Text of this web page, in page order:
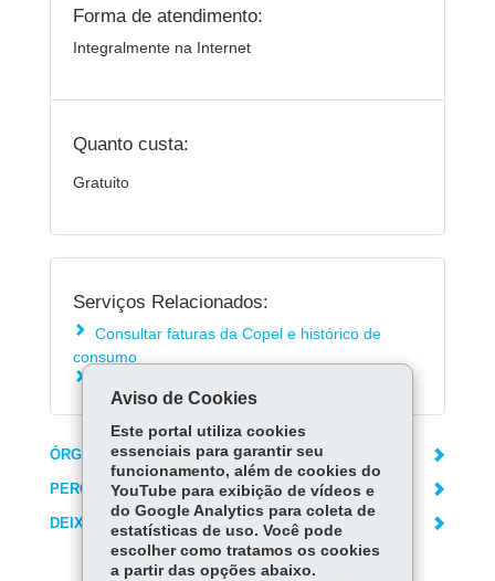
Forma de atendimento:
Integralmente na Internet
Quanto custa:
Gratuito
Serviços Relacionados:
Consultar faturas da Copel e histórico de
consumo
ÓRGÃO RESPONSÁVEL
PERGUNTAS FREQUENTES
DEIXE SUA OPINIÃO
Aviso de Cookies
Este portal utiliza cookies
essenciais para garantir seu
funcionamento, além de cookies do
YouTube para exibição de vídeos e
do Google Analytics para coleta de
estatísticas de uso. Você pode
escolher como tratamos os cookies
a partir das opções abaixo.